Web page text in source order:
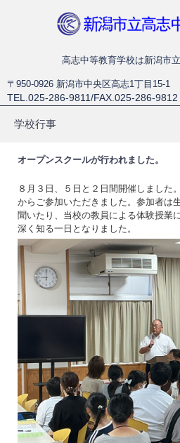
新潟市立高志中
高志中等教育学校は新潟市
〒950-0926 新潟市中央区高志1丁目15-1
TEL.025-286-9811/FAX.025-286-9812
学校行事
オープンスクールが行われました。
８月３日、５日と２日間開催しました
からご参加いただきました。参加者は
聞いたり、当校の教員による体験授業
深く知る一日となりました。